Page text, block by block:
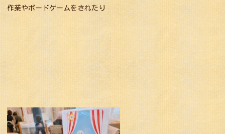
作業やボードゲームをされたり